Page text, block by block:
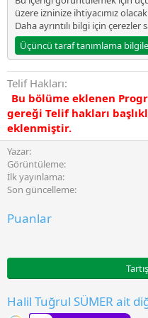
t
a
r
i
üzere izninize ihtiyacımız
Daha ayrıntılı bilgi için çerezler
Üçüncü taraf tanımlama
Telif Hakları
Bu bölüme eklenen
gereği Telif hakları
eklenmiştir.
Yazar
Görüntüleme
İlk yayınlama
Son güncelleme
Puanlar
0
y
l
d
Halil Tuğrul SÜMER ait